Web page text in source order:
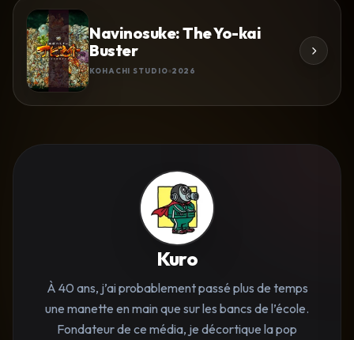
Navinosuke: The Yo-kai
Buster
KOHACHI STUDIO 2026
Kuro
À 40 ans, j’ai probablement passé plus de temps
une manette en main que sur les bancs de l’école.
Fondateur de ce média, je décortique la pop